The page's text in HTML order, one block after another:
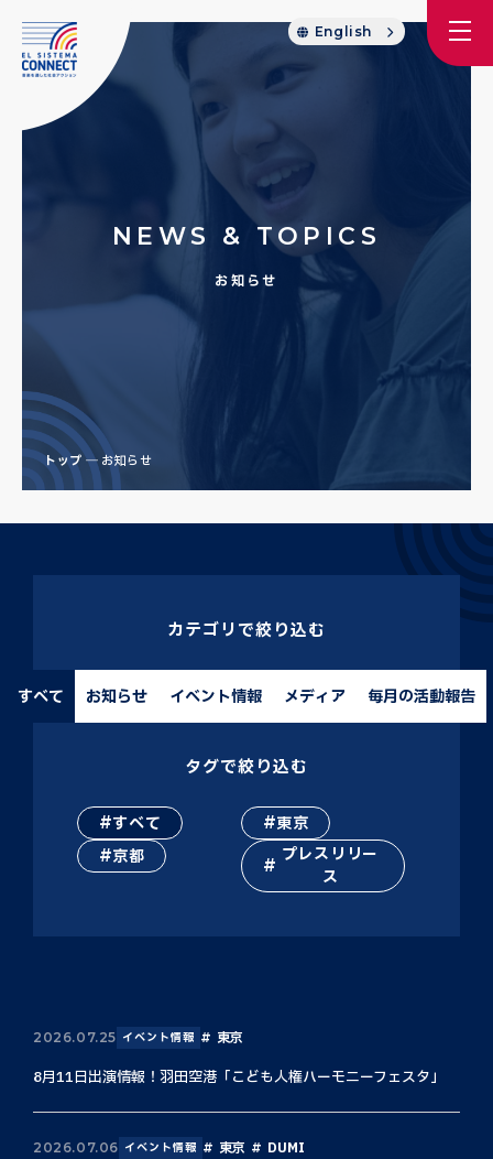
English
NEWS & TOPICS
お知らせ
トップ お知らせ
カテゴリで絞り込む
すべて お知らせ イベント情報 メディア 毎月の活動報告
タグで絞り込む
すべて
東京
京都
プレスリリー
ス
2026.07.25 イベント情報 東京
8月11日出演情報！羽田空港「こども人権ハーモニーフェスタ」
2026.07.06 イベント情報 東京 DUMI